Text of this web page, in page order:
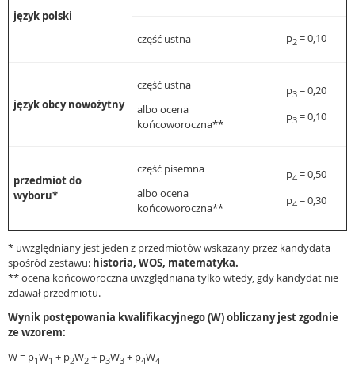
język polski
część ustna p2 = 0,10
język obcy nowożytny
część ustna
albo ocena
końcoworoczna**
p3 = 0,20
p3 = 0,10
przedmiot do
wyboru*
część pisemna
albo ocena
końcoworoczna**
p4 = 0,50
p4 = 0,30
* uwzględniany jest jeden z przedmiotów wskazany przez kandydata
spośród zestawu: historia, WOS, matematyka.
** ocena końcoworoczna uwzględniana tylko wtedy, gdy kandydat nie
zdawał przedmiotu.
Wynik postępowania kwalifikacyjnego (W) obliczany jest zgodnie
ze wzorem:
W = p1W1 + p2W2 + p3W3 + p4W4